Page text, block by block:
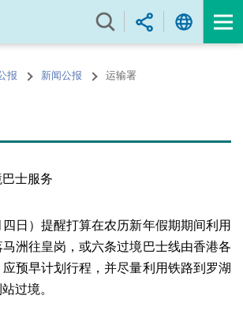
报 新闻公报 运输署
士服务
日）提醒打算在农历新年假期期间利用
洲往皇岗，或六条过境巴士线由香港各
预早计划行程，并尽量利用铁路到罗湖
过境。